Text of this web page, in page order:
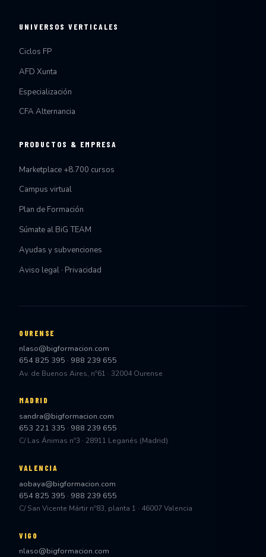
UNIVERSOS VERTICALES
Ciclos FP
AFD Xunta
Especialización
CFA Alternancia
PRODUCTOS & EMPRESA
Marketplace +8.700 cursos
Campus virtual
Plan de Formación
Súmate al BiG TEAM
Ayudas y subvenciones
Aviso legal · Privacidad
OURENSE
nlaso@bigformacion.com
654 825 395 · 988 239 655
Av. de Buenos Aires, nº61 · 32004 Ourense
MADRID
sandra@bigformacion.com
653 221 335 · 988 239 655
C/ Las Ánimas nº3 · 28911 Leganés (Madrid)
VALENCIA
aobaya@bigformacion.com
654 825 395 · 988 239 655
C/ San Vicente Mártir nº83, planta 1 · 46007 Valencia
VIGO
nlaso@bigformacion.com